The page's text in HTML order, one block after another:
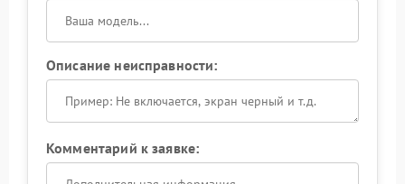
Описание неисправности:
Комментарий к заявке: